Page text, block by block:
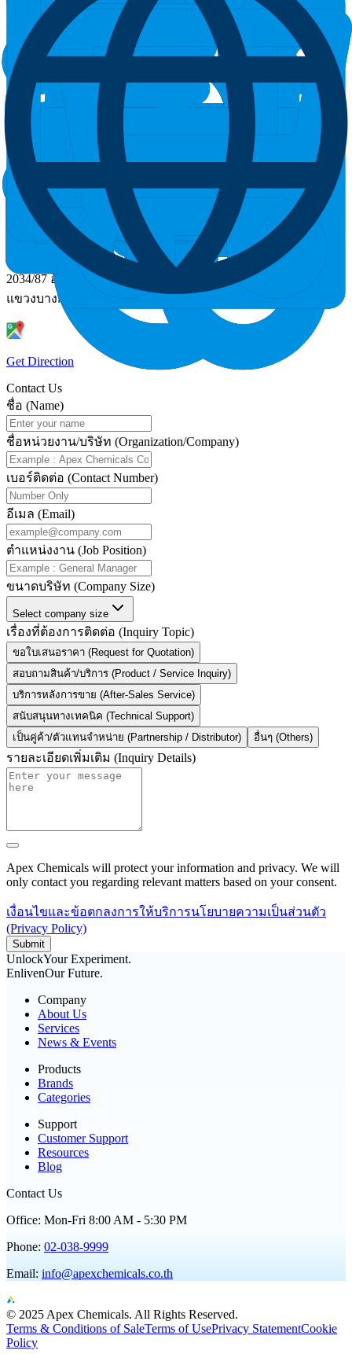
Email
info@apexchemicals.co.th
Social
Address
บริษัท เอเพกซ์ เคมิเคิล จำกัด (สำนักงานใหญ่)
2034/87 อาคารอิตัลไทย ทาวเวอร์ ชั้น19 ถนนเพชรบุรีตัดใหม่
แขวงบางกะปิ เขตห้วยขวาง กรุงเทพมหานคร 10310
Get Direction
Contact Us
ชื่อ (Name)
ชื่อหน่วยงาน/บริษัท (Organization/Company)
เบอร์ติดต่อ (Contact Number)
อีเมล (Email)
ตำแหน่งงาน (Job Position)
ขนาดบริษัท (Company Size)
Select company size
เรื่องที่ต้องการติดต่อ (Inquiry Topic)
ขอใบเสนอราคา (Request for Quotation)
สอบถามสินค้า/บริการ (Product / Service Inquiry)
บริการหลังการขาย (After-Sales Service)
สนับสนุนทางเทคนิค (Technical Support)
เป็นคู่ค้า/ตัวแทนจำหน่าย (Partnership / Distributor)
อื่นๆ (Others)
รายละเอียดเพิ่มเติม (Inquiry Details)
Apex Chemicals will protect your information and privacy. We will
only contact you regarding relevant matters based on your consent.
เงื่อนไขและข้อตกลงการให้บริการนโยบายความเป็นส่วนตัว
(Privacy Policy)
Submit
UnlockYour Experiment.
EnlivenOur Future.
Company
About Us
Services
News & Events
Products
Brands
Categories
Support
Customer Support
Resources
Blog
Contact Us
Office: Mon-Fri 8:00 AM - 5:30 PM
Phone: 02-038-9999
Email: info@apexchemicals.co.th
© 2025 Apex Chemicals. All Rights Reserved.
Terms & Conditions of SaleTerms of UsePrivacy StatementCookie
Policy